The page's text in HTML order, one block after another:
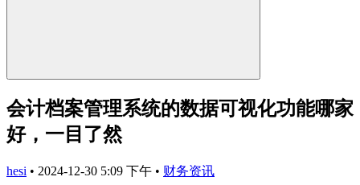
会计档案管理系统的数据可视化功能哪家
好，一目了然
hesi • 2024-12-30 5:09 下午 • 财务资讯